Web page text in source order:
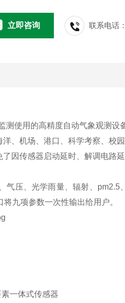
立即咨询 联系电话：
使用的高精度自动气象观测设
、机场、港口、科学考察、校园
因传感器启动延时、解调电路
气压、光学雨量、辐射、pm2.5
九项参数一次性输出给用户。
一体式传感器